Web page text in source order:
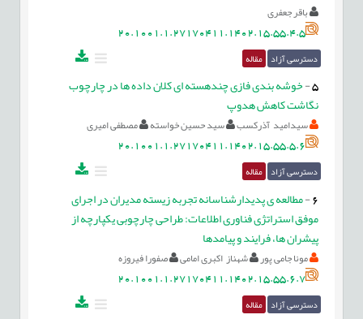
باقر جعفری
20.1001.1.27170411.1402.15.55.4.5
دسترسی آزاد مقاله
5
-خوشه بندی فازی چندهسته ای کلان داده ها در چارچوب
نگاشت کاهش هدوپ
سیدامید آذرکسب سید حسین خواسته مصطفی امیری
20.1001.1.27170411.1402.15.55.5.6
دسترسی آزاد مقاله
6
-مطالعه ی پدیدارشناسانه تجربه زیسته مدیران در اجرای
موفق استراتژی فناوری اطلاعات: طراحی چارچوبی یکپارچه از
پیشران ها، فرایند و پیامدها
مونا جامی پور شهناز اکبری امامی صفورا فیروزه
20.1001.1.27170411.1402.15.55.6.7
دسترسی آزاد مقاله